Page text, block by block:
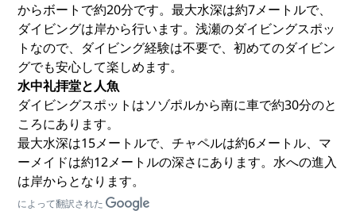
からボートで約20分です。最大水深は約7メートルで、
ダイビングは岸から行います。浅瀬のダイビングスポッ
トなので、ダイビング経験は不要で、初めてのダイビン
グでも安心して楽しめます。
水中礼拝堂と人魚
ダイビングスポットはソゾポルから南に車で約30分のと
ころにあります。
最大水深は15メートルで、チャペルは約6メートル、マ
ーメイドは約12メートルの深さにあります。水への進入
は岸からとなります。
によって翻訳された